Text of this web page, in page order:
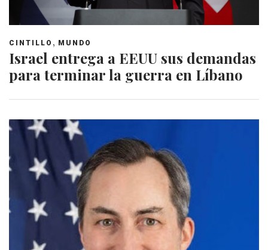
CINTILLO , MUNDO
Israel entrega a EEUU sus demandas
para terminar la guerra en Líbano